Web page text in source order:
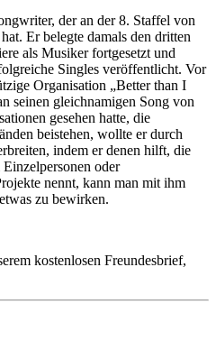
der an der 8. Staffel von
Er belegte damals den dritten
als Musiker fortgesetzt und
Singles veröffentlicht. Vor
Organisation „Better than I
seinen gleichnamigen Song von
gesehen hatte, die
beistehen, wollte er durch
indem er denen hilft, die
oder
nennt, kann man mit ihm
zu bewirken.
kostenlosen Freundesbrief,